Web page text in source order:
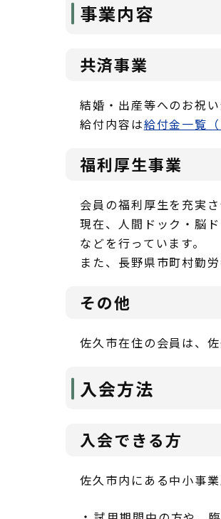
事業内容
共済事業
結婚・出産等へのお祝
給付内容は給付金一覧
福利厚生事業
会員の福利厚生を充実
現在、人間ドック・脳
などを行っています。
また、長野県市町村勤
その他
佐久市在住の会員は、
入会方法
入会できる方
佐久市内にある中小事